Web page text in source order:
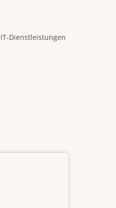
Dienstleistungen